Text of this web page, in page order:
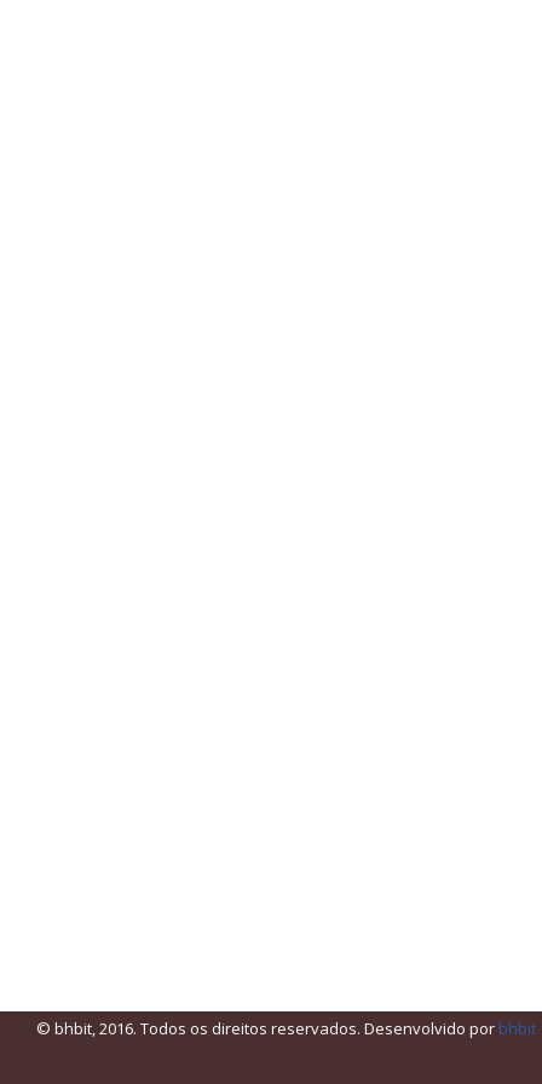
© bhbit, 2016. Todos os direitos reservados. Desenvolvido por bhbit